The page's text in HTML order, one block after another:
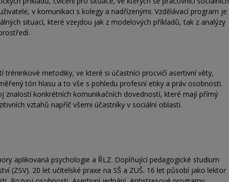
v komunikaci s kolegy a nadřízenými. Vzdělávací program je
situací, které vzejdou jak z modelových příkladů, tak z analýzy
tréninkové metodiky, ve které si účastníci procvičí asertivní věty,
tón hlasu a to vše s pohledu profesní etiky a práv osobnosti.
znalostí konkrétních komunikačních dovedností, které mají přímý
vztahů napříč všemi účastníky v sociální oblasti.
aplikovaná psychologie a ŘLZ. Doplňující pedagogické studium
(ZSV). 20 let učitelské praxe na SŠ a ZUŠ. 16 let působí jako lektor